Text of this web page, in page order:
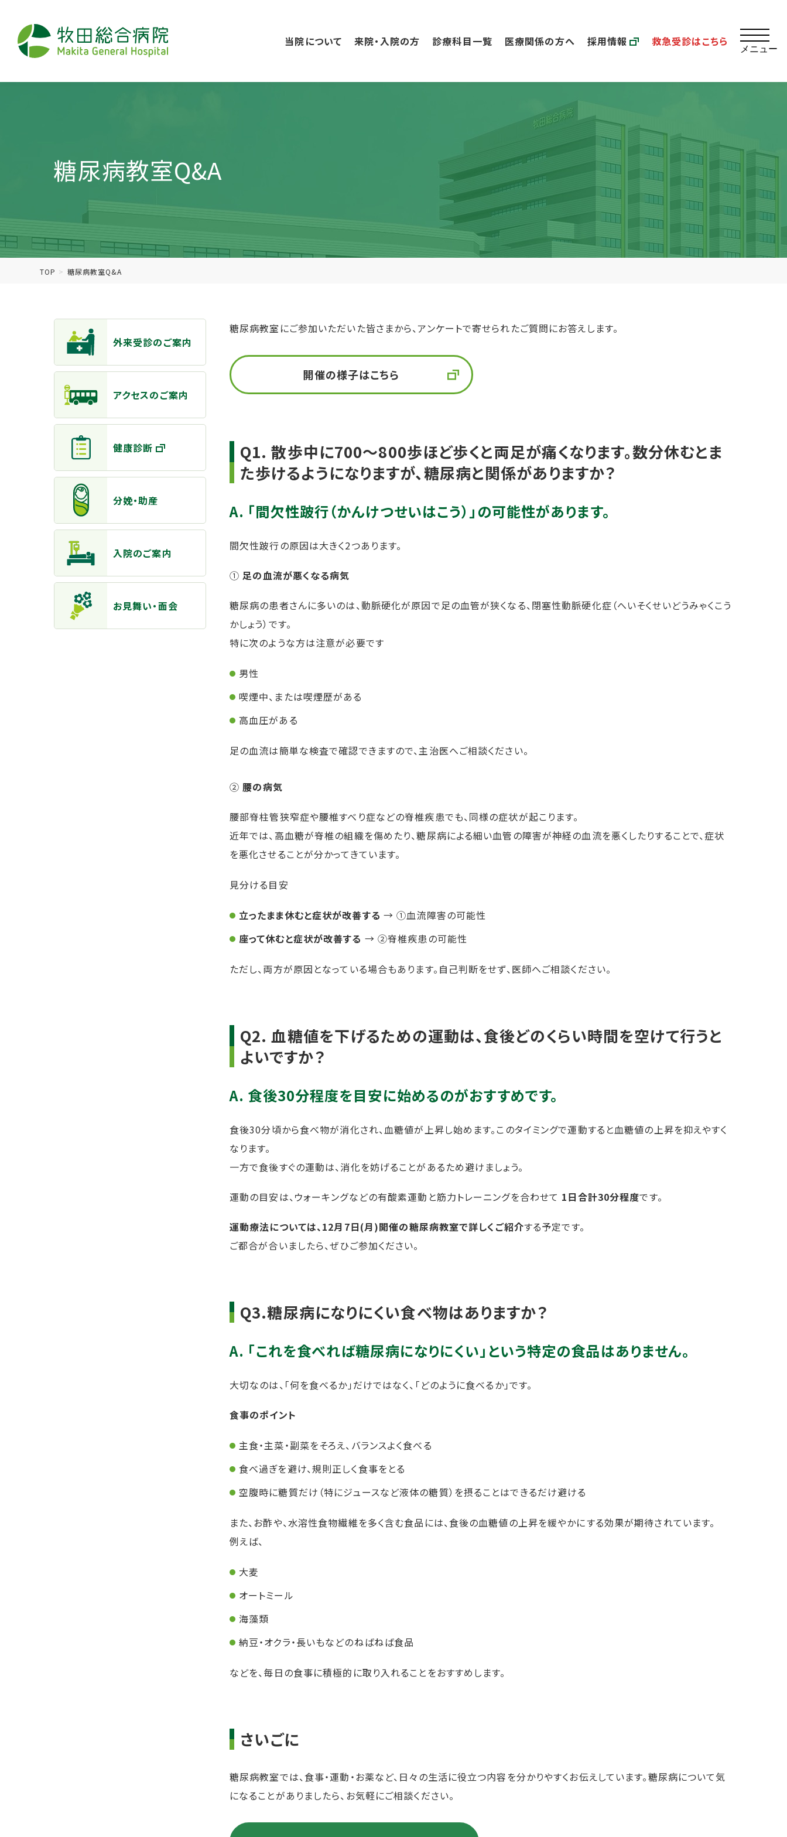
ペ
ー
当院について 来院・入院の方 診療科目一覧 医療関係の方へ 採用情報 救急受診はこちら
メニュー
糖尿病教室Q&A
TOP 糖尿病教室Q&A
糖尿病教室にご参加いただいた皆さまから、アンケートで寄せられたご質問にお答えします。
開催の様子はこちら
Q1. 散歩中に700～800歩ほど歩くと両足が痛くなります。数分休むとま
た歩けるようになりますが、糖尿病と関係がありますか？
A. 「間欠性跛行（かんけつせいはこう）」の可能性があります。
間欠性跛行の原因は大きく2つあります。
① 足の血流が悪くなる病気
糖尿病の患者さんに多いのは、動脈硬化が原因で足の血管が狭くなる、閉塞性動脈硬化症（へいそくせいどうみゃくこう
かしょう）です。
特に次のような方は注意が必要です
男性
喫煙中、または喫煙歴がある
高血圧がある
足の血流は簡単な検査で確認できますので、主治医へご相談ください。
②腰の病気
腰部脊柱管狭窄症や腰椎すべり症などの脊椎疾患でも、同様の症状が起こります。
近年では、高血糖が脊椎の組織を傷めたり、糖尿病による細い血管の障害が神経の血流を悪くしたりすることで、症状
を悪化させることが分かってきています。
見分ける目安
立ったまま休むと症状が改善する → ①血流障害の可能性
座って休むと症状が改善する → ②脊椎疾患の可能性
ただし、両方が原因となっている場合もあります。自己判断をせず、医師へご相談ください。
Q2. 血糖値を下げるための運動は、食後どのくらい時間を空けて行うと
よいですか？
A. 食後30分程度を目安に始めるのがおすすめです。
食後30分頃から食べ物が消化され、血糖値が上昇し始めます。このタイミングで運動すると血糖値の上昇を抑えやすく
なります。
一方で食後すぐの運動は、消化を妨げることがあるため避けましょう。
運動の目安は、ウォーキングなどの有酸素運動と筋力トレーニングを合わせて 1日合計30分程度です。
運動療法については、12月7日(月)開催の糖尿病教室で詳しくご紹介する予定です。
ご都合が合いましたら、ぜひご参加ください。
Q3.糖尿病になりにくい食べ物はありますか？
A. 「これを食べれば糖尿病になりにくい」という特定の食品はありません。
大切なのは、「何を食べるか」だけではなく、「どのように食べるか」です。
食事のポイント
主食・主菜・副菜をそろえ、バランスよく食べる
食べ過ぎを避け、規則正しく食事をとる
空腹時に糖質だけ（特にジュースなど液体の糖質）を摂ることはできるだけ避ける
また、お酢や、水溶性食物繊維を多く含む食品には、食後の血糖値の上昇を緩やかにする効果が期待されています。
例えば、
大麦
オートミール
海藻類
納豆・オクラ・長いもなどのねばねば食品
などを、毎日の食事に積極的に取り入れることをおすすめします。
さいごに
糖尿病教室では、食事・運動・お薬など、日々の生活に役立つ内容を分かりやすくお伝えしています。糖尿病について気
になることがありましたら、お気軽にご相談ください。
主なメニュー
外来受診のご案内
アクセスのご案内
健康診断
分娩・助産
入院のご案内
お見舞い・面会